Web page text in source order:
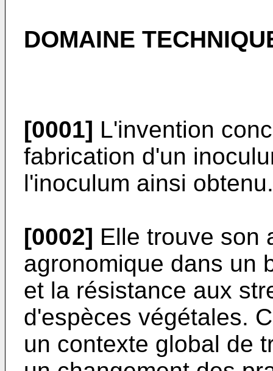
DOMAINE
[0001] L'invention
fabrication d'un
l'inoculum ainsi obtenu.
[0002] Elle trouve son
agronomique dans un
et la résistance aux
d'espèces végétales.
un contexte global de